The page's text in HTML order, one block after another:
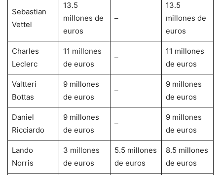
Sebastian
Vettel
13.5
millones de
euros
–
13.5
millones de
euros
Charles
Leclerc
11 millones
de euros
–
11 millones
de euros
Valtteri
Bottas
9 millones
de euros
–
9 millones
de euros
Daniel
Ricciardo
9 millones
de euros
–
9 millones
de euros
Lando
Norris
3 millones
de euros
5.5 millones
de euros
8.5 millones
de euros